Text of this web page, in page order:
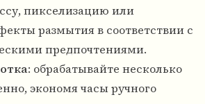
пикселизацию или
размытия в соответствии с
предпочтениями.
: обрабатывайте несколько
экономя часы ручного